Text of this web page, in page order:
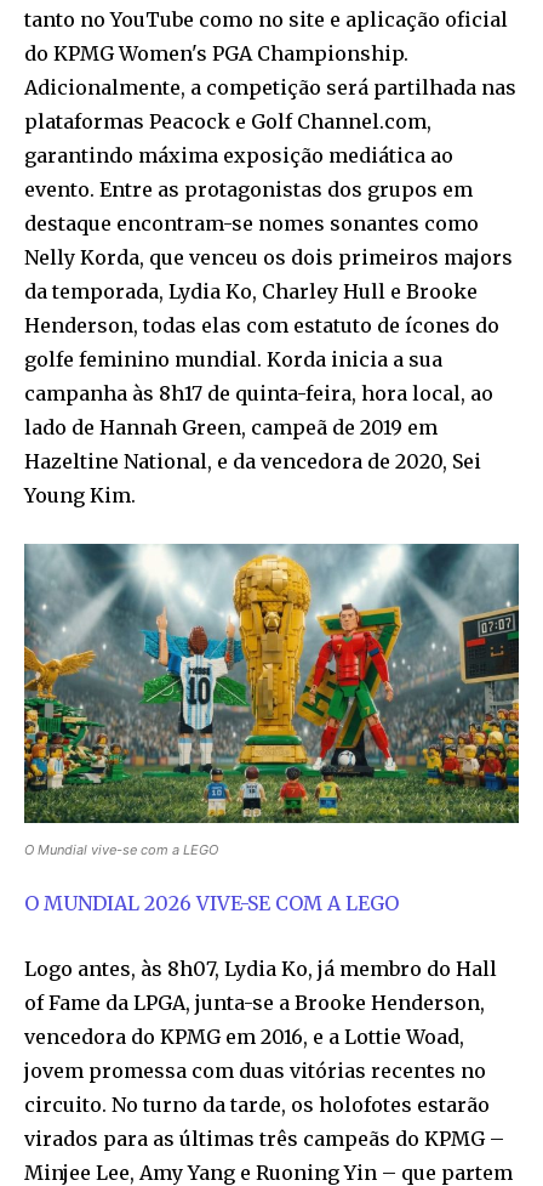
tanto no YouTube como no site e aplicação oficial
do KPMG Women's PGA Championship.
Adicionalmente, a competição será partilhada nas
plataformas Peacock e Golf Channel.com,
garantindo máxima exposição mediática ao
evento. Entre as protagonistas dos grupos em
destaque encontram-se nomes sonantes como
Nelly Korda, que venceu os dois primeiros majors
da temporada, Lydia Ko, Charley Hull e Brooke
Henderson, todas elas com estatuto de ícones do
golfe feminino mundial. Korda inicia a sua
campanha às 8h17 de quinta-feira, hora local, ao
lado de Hannah Green, campeã de 2019 em
Hazeltine National, e da vencedora de 2020, Sei
Young Kim.
O Mundial vive-se com a LEGO
O MUNDIAL 2026 VIVE-SE COM A LEGO
Logo antes, às 8h07, Lydia Ko, já membro do Hall
of Fame da LPGA, junta-se a Brooke Henderson,
vencedora do KPMG em 2016, e a Lottie Woad,
jovem promessa com duas vitórias recentes no
circuito. No turno da tarde, os holofotes estarão
virados para as últimas três campeãs do KPMG –
Minjee Lee, Amy Yang e Ruoning Yin – que partem